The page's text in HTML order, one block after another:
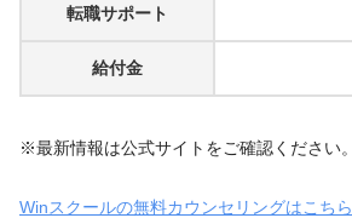
転職サポート
給付金
※最新情報は公式サイトをご確認ください。
Winスクールの無料カウンセリングはこちら